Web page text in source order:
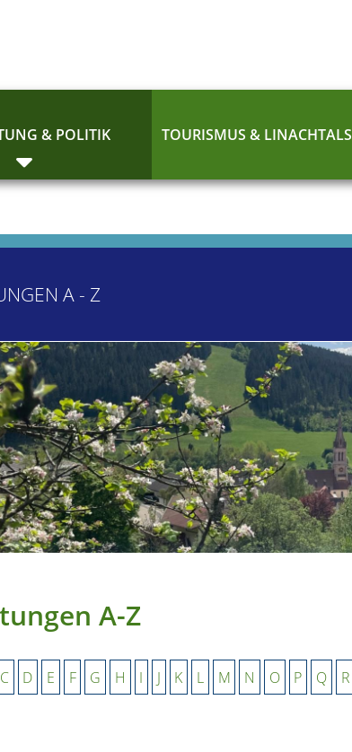
& POLITIK TOURISMUS &
A - Z
A-Z
C D E F G H I J K L M N O P Q R